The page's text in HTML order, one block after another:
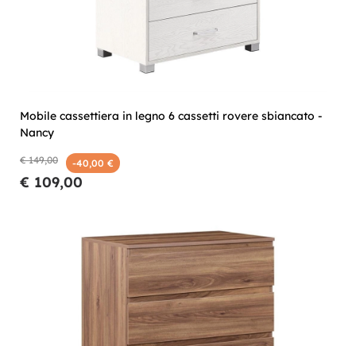
Mobile cassettiera in legno 6 cassetti rovere sbiancato -
Nancy
€ 149,00 -40,00 €
€ 109,00